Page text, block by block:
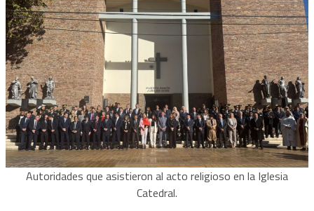
Autoridades que asistieron al acto religioso en la Iglesia
Catedral.